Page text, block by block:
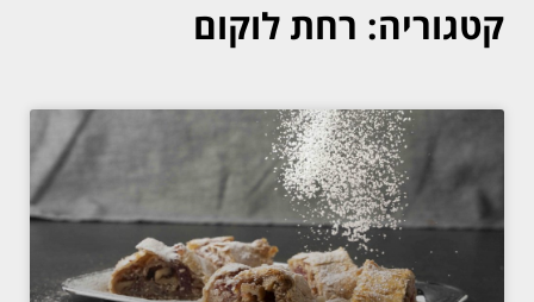
קטגוריה: רחת לוקום